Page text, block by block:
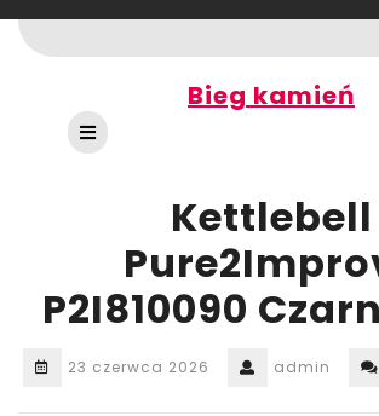
to
content
Bieg kamień
Open
ButtonKettlebell
P2I810090
23 czerwca 2026 admin